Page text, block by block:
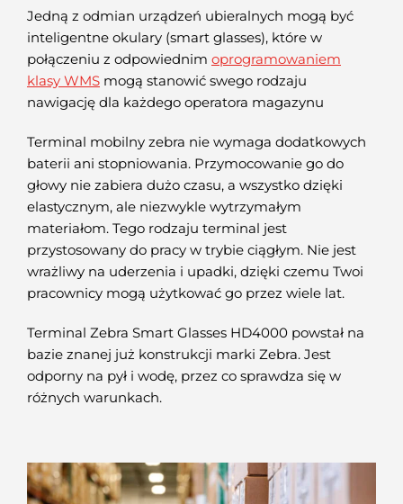
Jedną z odmian urządzeń ubieralnych mogą być
inteligentne okulary (smart glasses), które w
połączeniu z odpowiednim oprogramowaniem
klasy WMS mogą stanowić swego rodzaju
nawigację dla każdego operatora magazynu
Terminal mobilny zebra nie wymaga dodatkowych
baterii ani stopniowania. Przymocowanie go do
głowy nie zabiera dużo czasu, a wszystko dzięki
elastycznym, ale niezwykle wytrzymałym
materiałom. Tego rodzaju terminal jest
przystosowany do pracy w trybie ciągłym. Nie jest
wrażliwy na uderzenia i upadki, dzięki czemu Twoi
pracownicy mogą użytkować go przez wiele lat.
Terminal Zebra Smart Glasses HD4000 powstał na
bazie znanej już konstrukcji marki Zebra. Jest
odporny na pył i wodę, przez co sprawdza się w
różnych warunkach.